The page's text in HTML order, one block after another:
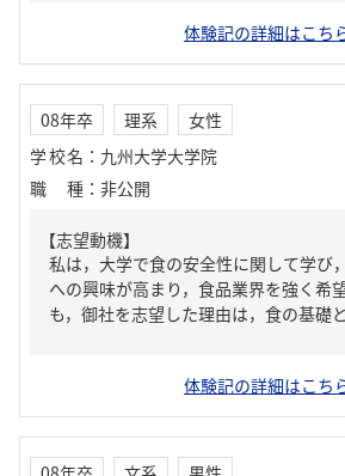
体験記の詳細はこち
08年卒 理系
女性
学校名 ： 九州大学大学院
職種 ： 非公開
【志望動機】
私は，大学で食の安全性に関して学び
への興味が高まり，食品業界を強く希
も，御社を志望した理由は，食の基礎
体験記の詳細はこち